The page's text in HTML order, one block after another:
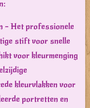
- Het professionele
stift voor snelle
voor kleurmenging
kleurvlakken voor
portretten en